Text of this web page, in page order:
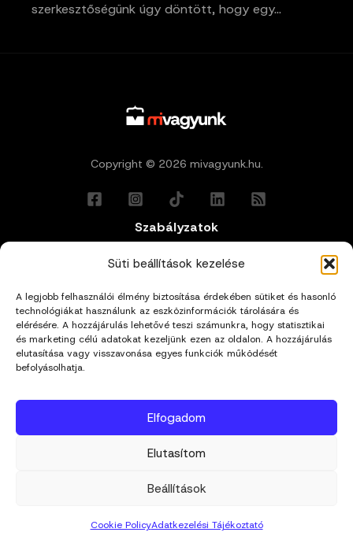
Süti beállítások kezelése
A legjobb felhasználói élmény biztosítása érdekében sütiket és hasonló
technológiákat használunk az eszközinformációk tárolására és
elérésére. A hozzájárulás lehetővé teszi számunkra, hogy statisztikai
és marketing célú adatokat kezeljünk ezen az oldalon. A hozzájárulás
elutasítása vagy visszavonása egyes funkciók működését
befolyásolhatja.
Elfogadom
Elutasítom
Beállítások
Cookie PolicyAdatkezelési Tájékoztató
szerkesztőségünk úgy döntött, hogy egy…
Copyright © 2026 mivagyunk.hu.
Szabályzatok
Általános Felhasználási Feltételek
Adatkezelési Tájékoztató
Impresszum
Kapcsolat
hello@mivagyunk.hu